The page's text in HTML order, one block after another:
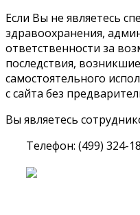
Если Вы не являетесь
здравоохранения,
ответственности за
последствия,
самостоятельного
с сайта без
Вы являетесь
Телефон: (499) 324-